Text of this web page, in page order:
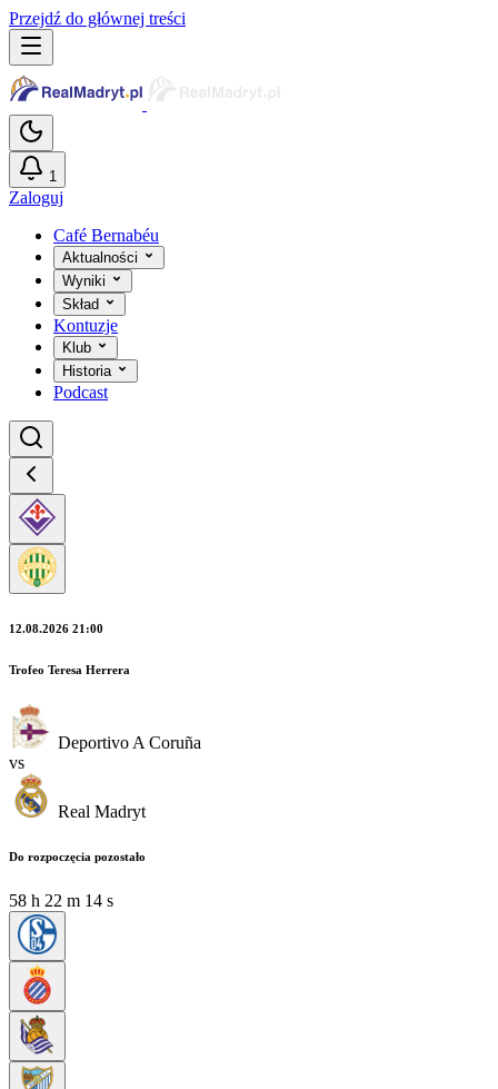
Przejdź do głównej treści
1
Zaloguj
Café Bernabéu
Aktualności
Wyniki
Skład
Kontuzje
Klub
Historia
Podcast
12.08.2026 21:00
Trofeo Teresa Herrera
Deportivo A Coruña
vs
Real Madryt
Do rozpoczęcia pozostało
58 h 22 m 13 s